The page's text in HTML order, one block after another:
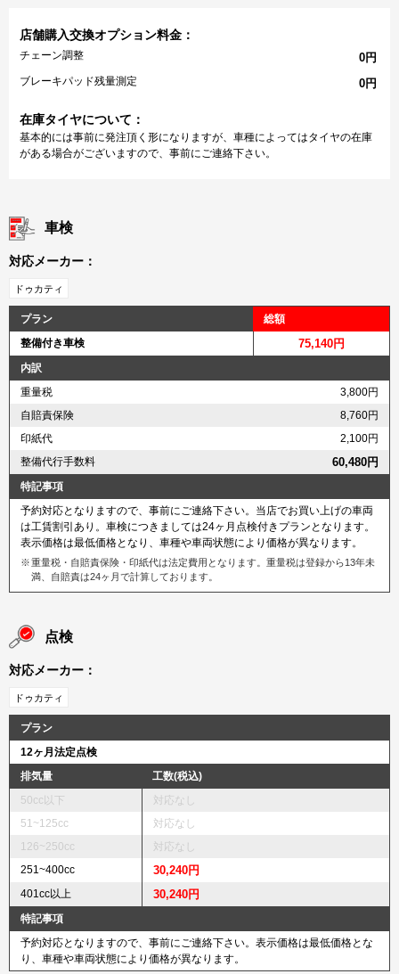
店舗購入交換オプション料金：
チェーン調整 0円
ブレーキパッド残量測定 0円
在庫タイヤについて：
基本的には事前に発注頂く形になりますが、車種によってはタイヤの在庫
がある場合がございますので、事前にご連絡下さい。
車検
対応メーカー：
ドゥカティ
プラン
総額
整備付き車検
75,140円
内訳
重量税
3,800円
自賠責保険
8,760円
印紙代
2,100円
整備代行手数料
60,480円
特記事項
予約対応となりますので、事前にご連絡下さい。当店でお買い上げの車両
は工賃割引あり。車検につきましては24ヶ月点検付きプランとなります。
表示価格は最低価格となり、車種や車両状態により価格が異なります。
重量税・自賠責保険・印紙代は法定費用となります。重量税は登録から13年未
満、自賠責は24ヶ月で計算しております。
点検
対応メーカー：
ドゥカティ
プラン
12ヶ月法定点検
排気量
工数(税込)
50cc以下
対応なし
51~125cc
対応なし
126~250cc
対応なし
251~400cc
30,240円
401cc以上 30,240円
特記事項
予約対応となりますので、事前にご連絡下さい。表示価格は最低価格とな
り、車種や車両状態により価格が異なります。